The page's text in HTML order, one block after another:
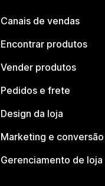
Canais de vendas
Encontrar produtos
Vender produtos
Pedidos e frete
Design da loja
Marketing e conversão
Gerenciamento de loja